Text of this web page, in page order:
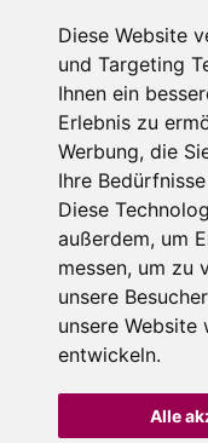
Diese Website
und Targeting
Ihnen ein
Erlebnis zu
Werbung, die
Ihre
Diese
außerdem, um
messen, um zu
unsere
unsere Website
entwickeln.
Alle
Teppich in Ihrem
60cm. Vor allem in
Oberfläche ein sehr
Fletco Fluffy und Fletco
* Alle Preise inkl.
ab 500 Euro in
Produktpräsentation